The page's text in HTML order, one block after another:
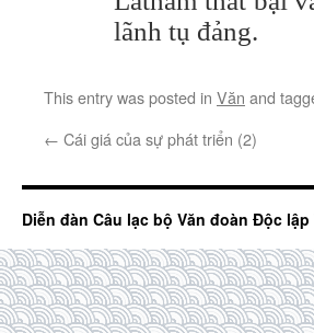
lãnh tụ đảng.
This entry was posted in Văn and
← Cái giá của sự phát triển (2)
Diễn đàn Câu lạc bộ Văn đoàn Độc lập